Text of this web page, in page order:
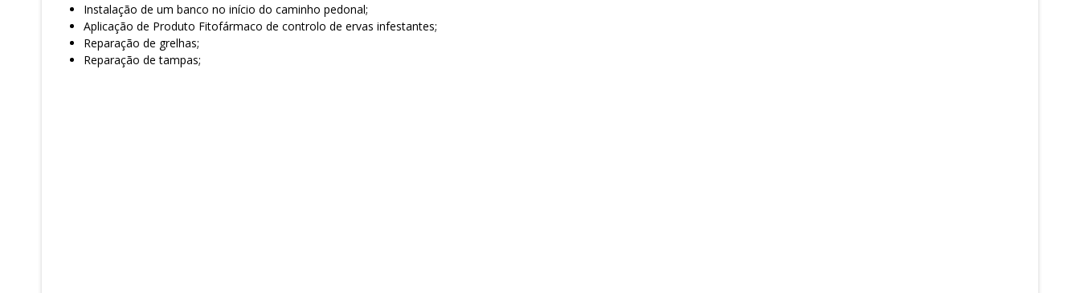
Instalação de um banco no início do caminho pedonal;
Aplicação de Produto Fitofármaco de controlo de ervas infestantes;
Reparação de grelhas;
Reparação de tampas;